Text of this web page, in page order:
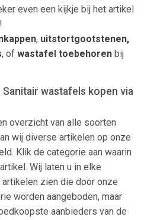
even een kijkje bij het artikel
, uitstortgootstenen,
, of wastafel toebehoren bij
wastafels kopen via
overzicht van alle soorten
wij diverse artikelen op onze
Klik de categorie aan waarin
Wij laten u in elke
zien die door onze
worden aangeboden, maar
aanbieders van de